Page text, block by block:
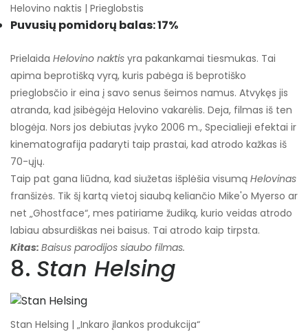
Helovino naktis | Prieglobstis
Puvusių pomidorų balas: 17%
Prielaida Helovino naktis yra pakankamai tiesmukas. Tai
apima beprotišką vyrą, kuris pabėga iš beprotiško
prieglobsčio ir eina į savo senus šeimos namus. Atvykęs jis
atranda, kad įsibėgėja Helovino vakarėlis. Deja, filmas iš ten
blogėja. Nors jos debiutas įvyko 2006 m., Specialieji efektai ir
kinematografija padaryti taip prastai, kad atrodo kažkas iš
70-ųjų.
Taip pat gana liūdna, kad siužetas išplėšia visumą Helovinas
franšizės. Tik šį kartą vietoj siaubą keliančio Mike'o Myerso ar
net „Ghostface“, mes patiriame žudiką, kurio veidas atrodo
labiau absurdiškas nei baisus. Tai atrodo kaip tirpsta.
Kitas: Baisus parodijos siaubo filmas.
8. Stan Helsing
Stan Helsing | „Inkaro įlankos produkcija“